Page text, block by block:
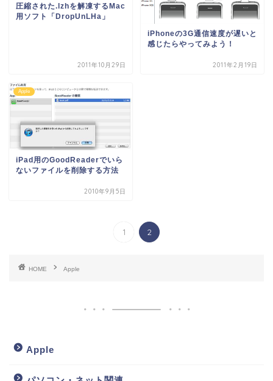
圧縮された.lzhを解凍するMac
用ソフト「DropUnLHa」
2011年10月29日
iPhoneの3G通信速度が遅いと
感じたらやってみよう！
2011年2月19日
Apple
iPad用のGoodReaderでいら
ないファイルを削除する方法
2010年9月5日
1 2
HOME Apple
Apple